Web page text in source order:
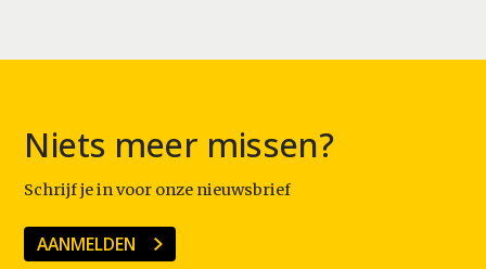
Niets meer missen?
Schrijf je in voor onze nieuwsbrief
AANMELDEN